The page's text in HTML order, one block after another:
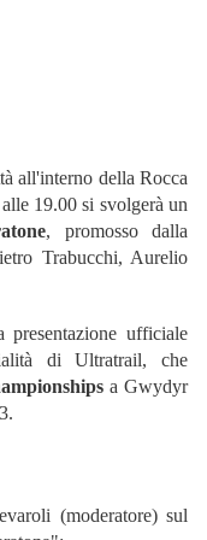
all'interno della Rocca
19.00 si svolgerà un
, promosso dalla
Trabucchi, Aurelio
ufficiale
di Ultratrail, che
a Gwydyr
(moderatore) sul